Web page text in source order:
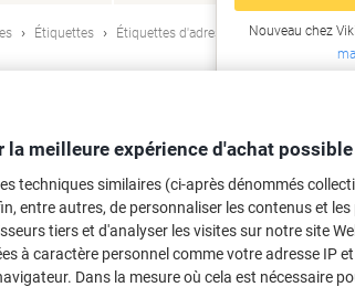
Nouveau chez
Étiquettes Étiquettes d'adresse et multifonctions
L7173-100 Adhésif
N°. L7173
Achetez Plus,Dépensez Moins
€47,49 Paquet
À partir de 3 Paquets
€55,56 TVA incl.
meilleure expérience d'achat possible
techniques similaires (ci-après dénommés
entre autres, de personnaliser les contenus et les
tiers et d'analyser les visites sur notre site
à caractère personnel comme votre adresse IP et
Dans la mesure où cela est nécessaire